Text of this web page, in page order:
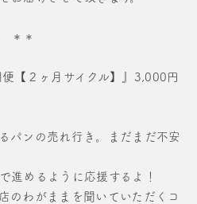
＊
【２ヶ月サイクル】』3,000円
パンの売れ行き。まだまだ不安
進めるように応援するよ！
のわがままを聞いていただくコ